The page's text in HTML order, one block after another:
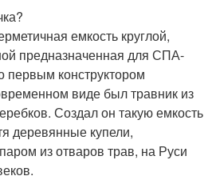
емкость круглой,
предназначенная для СПА-
первым конструктором
виде был травник из
Создал он такую емкость
деревянные купели,
из отваров трав, на Руси